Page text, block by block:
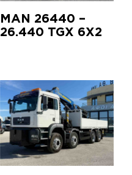
MAN 26440 –
26.440 TGX 6X2